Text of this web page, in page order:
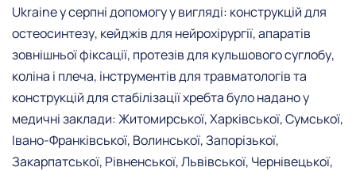
Ukraine у серпні допомогу у вигляді: конструкцій для
остеосинтезу, кейджів для нейрохірургії, апаратів
зовнішньої фіксації, протезів для кульшового суглобу,
коліна і плеча, інструментів для травматологів та
конструкцій для стабілізації хребта було надано у
медичні заклади: Житомирської, Харківської, Сумської,
Івано-Франківської, Волинської, Запорізької,
Закарпатської, Рівненської, Львівської, Чернівецької,